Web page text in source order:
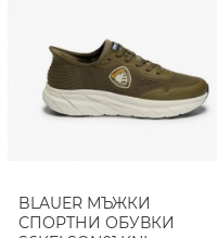
BLAUER МЪЖКИ
СПОРТНИ ОБУВКИ